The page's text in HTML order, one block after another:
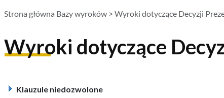
Strona główna Bazy wyroków> Wyroki dotyczące Decyzji
Wyroki dotyczące
Klauzule niedozwolone